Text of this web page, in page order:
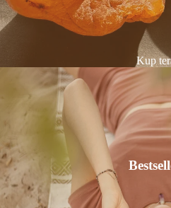
Kup